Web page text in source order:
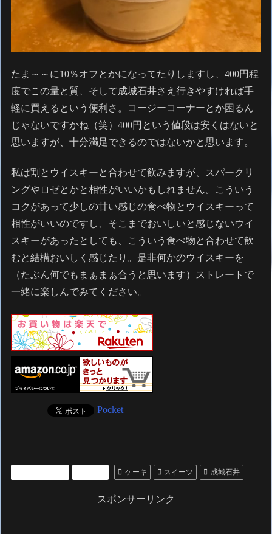
たま～～に10％オフとかになってたりしますし、400円程
度でこの量と質、そして成城石井さえ行きやすければ手
軽に買えるという便利さ。コージーコーナーとか困るん
じゃないですかね（笑）400円という値段は安くはないと
思いますが、十分満足できるのではないかと思います。
私は割とウイスキーと合わせて飲みますが、スパークリ
ングやロゼとかと相性がいいかもしれません。こういう
コクがあって少しの甘い感じの食べ物とウイスキーって
相性がいいのですし、そこまでおいしいと感じないウイ
スキーがあったとしても、こういう食べ物と合わせて飲
むと結構おいしく感じたり。是非何かのウイスキーを
（たぶん何でもまぁまぁ合うと思います）ストレートで
一緒に楽しんでみてください。
Pocket
ケーキ スイーツ 成城石井
スポンサーリンク